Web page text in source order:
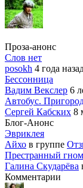
Проза-анонс
Слов нет
posokh 4 года
Бессонница
Вадим Векслер 6
Автобус.
Сергей Кабских 8
Блог-Анонс
Эвриклея
Айхо в группе
Престранный гном
Галина Скударёва
Комментарии